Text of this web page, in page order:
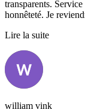
transparents.
honnêteté. Je
Lire la suite
william vink